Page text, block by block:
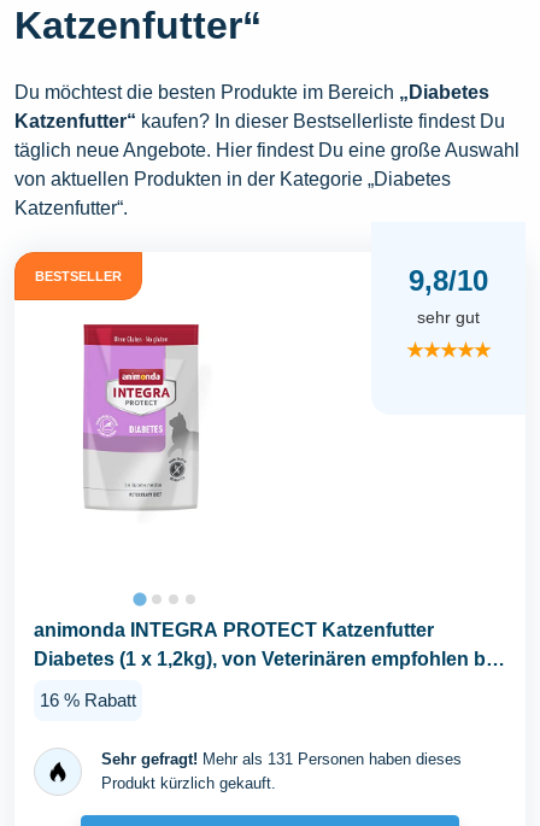
Katzenfutter“
Du möchtest die besten Produkte im Bereich „Diabetes
Katzenfutter“ kaufen? In dieser Bestsellerliste findest Du
täglich neue Angebote. Hier findest Du eine große Auswahl
von aktuellen Produkten in der Kategorie „Diabetes
Katzenfutter“.
BESTSELLER 9,8/10
sehr gut
★★★★★
animonda INTEGRA PROTECT Katzenfutter
Diabetes (1 x 1,2kg), von Veterinären empfohlen bei
16 % Rabatt
Sehr gefragt! Mehr als 131 Personen haben dieses
Produkt kürzlich gekauft.